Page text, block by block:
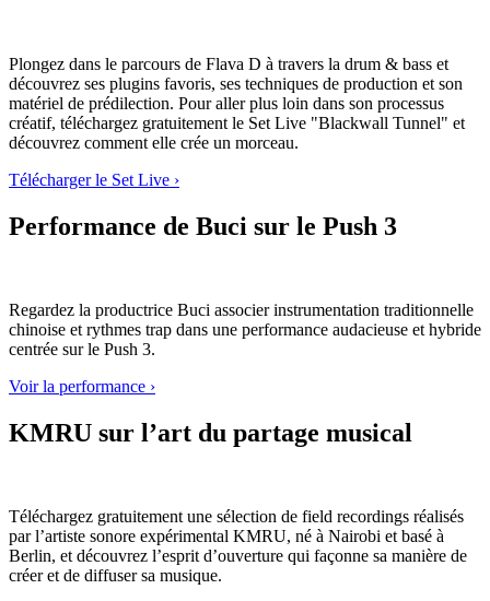
Plongez dans le parcours de Flava D à travers la drum & bass et
découvrez ses plugins favoris, ses techniques de production et son
matériel de prédilection. Pour aller plus loin dans son processus
créatif, téléchargez gratuitement le Set Live "Blackwall Tunnel" et
découvrez comment elle crée un morceau.
Télécharger le Set Live ›
Performance de Buci sur le Push 3
Regardez la productrice Buci associer instrumentation traditionnelle
chinoise et rythmes trap dans une performance audacieuse et hybride
centrée sur le Push 3.
Voir la performance ›
KMRU sur l’art du partage musical
Téléchargez gratuitement une sélection de field recordings réalisés
par l’artiste sonore expérimental KMRU, né à Nairobi et basé à
Berlin, et découvrez l’esprit d’ouverture qui façonne sa manière de
créer et de diffuser sa musique.